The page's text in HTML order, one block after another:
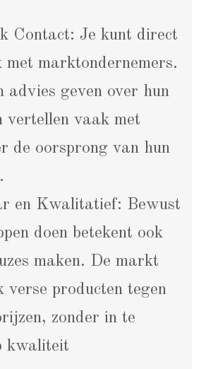
Contact: Je kunt direct
met marktondernemers.
advies geven over hun
vertellen vaak met
de oorsprong van hun
en Kwalitatief: Bewust
doen betekent ook
maken. De markt
verse producten tegen
zonder in te
kwaliteit​